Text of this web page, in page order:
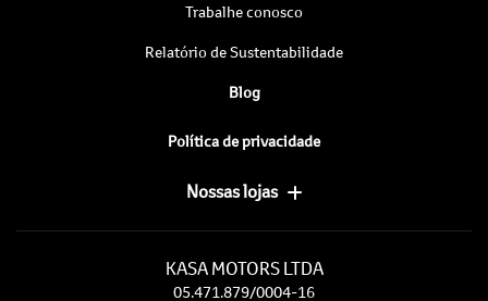
Trabalhe conosco
Relatório de Sustentabilidade
Blog
Política de privacidade
Nossas lojas
KASA MOTORS LTDA
05.471.879/0004-16